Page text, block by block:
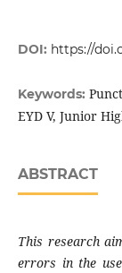
DOI: https://
Keywords:
EYD V, Junior
ABSTRACT
This research
errors in the